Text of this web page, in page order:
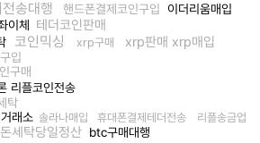
송대행 핸드폰결제코인구입 이더리움매입
이체
테더코인판매
코인믹싱 xrp구매 xrp판매 xrp매입
입
구매
리플코인전송
탁
래소 솔라나매입 휴대폰결제테더전송
리플송금업
돈세탁당일정산 btc구매대행